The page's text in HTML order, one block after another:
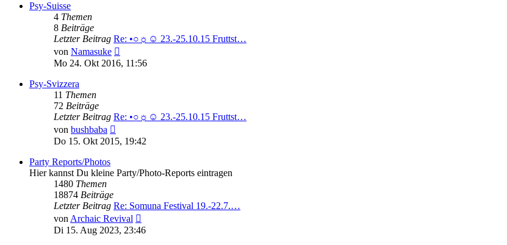
Psy-Suisse
4 Themen
8 Beiträge
Letzter Beitrag Re: •○☼☺ 23.-25.10.15 Fruttst…
von Namasuke
Beitrag
Mo 24. Okt 2016, 11:56
Psy-Svizzera
11 Themen
72 Beiträge
Letzter Beitrag Re: •○☼☺ 23.-25.10.15 Fruttst…
von bushbaba
Beitrag
Do 15. Okt 2015, 19:42
Party Reports/Photos
Hier kannst Du kleine Party/Photo-Reports eintragen
1480 Themen
18874 Beiträge
Letzter Beitrag Re: Somuna Festival 19.-22.7.…
vonArchaic Revival
Beitrag
Di 15. Aug 2023, 23:46